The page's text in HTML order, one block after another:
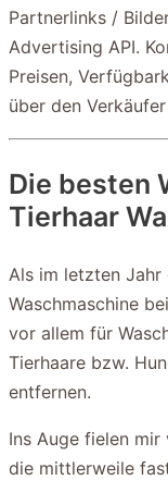
Partnerlinks /
Advertising API.
Preisen,
über den
Die besten
Tierhaar
Als im letzten Jahr
Waschmaschine
vor allem für
Tierhaare bzw.
entfernen.
Ins Auge fielen mir
die mittlerweile